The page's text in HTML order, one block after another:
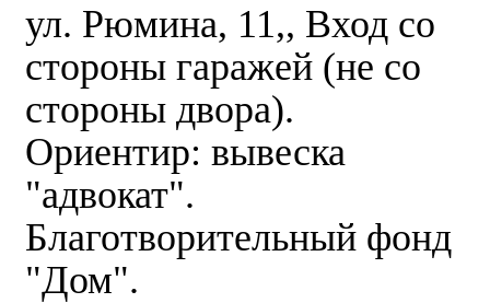
ул. Рюмина, 11,, Вход со
стороны гаражей (не со
стороны двора).
Ориентир: вывеска
"адвокат".
Благотворительный фонд
"Дом".